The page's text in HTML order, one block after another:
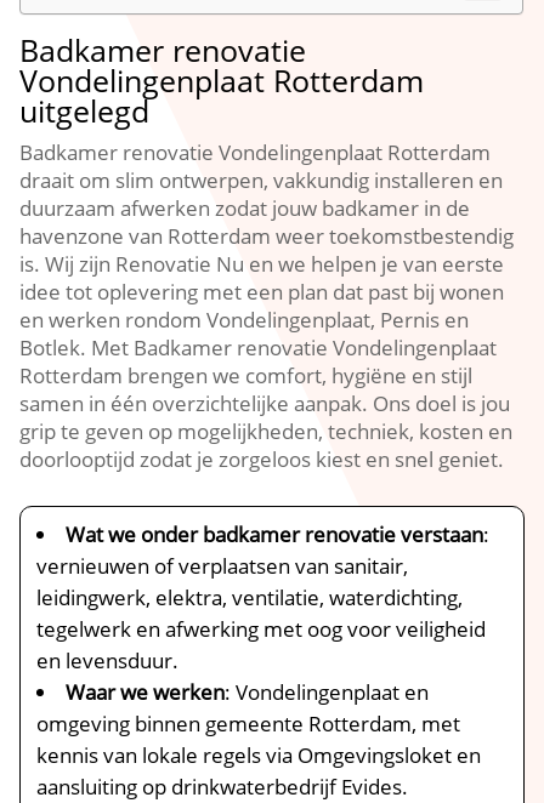
Badkamer renovatie
Vondelingenplaat Rotterdam
uitgelegd
Badkamer renovatie Vondelingenplaat Rotterdam
draait om slim ontwerpen, vakkundig installeren en
duurzaam afwerken zodat jouw badkamer in de
havenzone van Rotterdam weer toekomstbestendig
is.​ Wij zijn Renovatie Nu en we helpen je van eerste
idee tot oplevering met een plan dat past bij wonen
en werken rondom Vondelingenplaat, Pernis en
Botlek.​ Met Badkamer renovatie Vondelingenplaat
Rotterdam brengen we comfort, hygiëne en stijl
samen in één overzichtelijke aanpak.​ Ons doel is jou
grip te geven op mogelijkheden, techniek, kosten en
doorlooptijd zodat je zorgeloos kiest en snel geniet.​
Wat we onder badkamer renovatie verstaan:
vernieuwen of verplaatsen van sanitair,
leidingwerk, elektra, ventilatie, waterdichting,
tegelwerk en afwerking met oog voor veiligheid
en levensduur.​
Waar we werken: Vondelingenplaat en
omgeving binnen gemeente Rotterdam, met
kennis van lokale regels via Omgevingsloket en
aansluiting op drinkwaterbedrijf Evides.​